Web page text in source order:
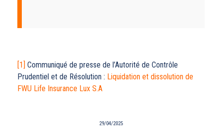
[1] Communiqué de presse de l’Autorité de Contrôle
Prudentiel et de Résolution : Liquidation et dissolution de
FWU Life Insurance Lux S.A
29/04/2025